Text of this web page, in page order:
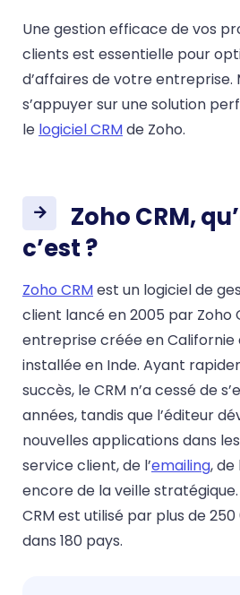
Une gestion efficace de vos
clients est essentielle pour
d’affaires de votre entreprise.
s’appuyer sur une solution
le logiciel CRMde Zoho.
Zoho CRM,
c’est ?
Zoho CRMest un logiciel de
client lancé en 2005 par Zoho
entreprise créée en Californie
installée en Inde. Ayant
succès, le CRM n’a cessé de
années, tandis que l’éditeur
nouvelles applications dans
service client, de l’emailing,
encore de la veille stratégique.
CRM est utilisé par plus de
dans 180 pays.